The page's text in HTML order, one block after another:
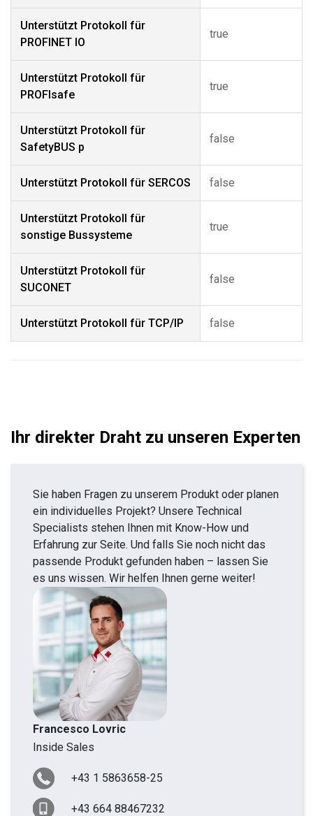
Unterstützt Protokoll für
PROFINET IO
true
Unterstützt Protokoll für
PROFIsafe
true
Unterstützt Protokoll für
SafetyBUS p
false
Unterstützt Protokoll für SERCOS false
Unterstützt Protokoll für
sonstige Bussysteme
true
Unterstützt Protokoll für
SUCONET
false
Unterstützt Protokoll für TCP/IP false
Ihr direkter Draht zu unseren Experten
Sie haben Fragen zu unserem Produkt oder planen
ein individuelles Projekt? Unsere Technical
Specialists stehen Ihnen mit Know-How und
Erfahrung zur Seite. Und falls Sie noch nicht das
passende Produkt gefunden haben – lassen Sie
es uns wissen. Wir helfen Ihnen gerne weiter!
Francesco Lovric
Inside Sales
+43 1 5863658-25
+43 664 88467232